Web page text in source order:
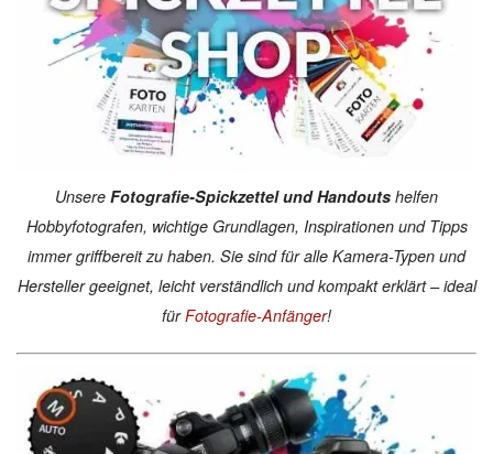
Unsere Fotografie-Spickzettel und Handouts helfen
Hobbyfotografen, wichtige Grundlagen, Inspirationen und Tipps
immer griffbereit zu haben. Sie sind für alle Kamera-Typen und
Hersteller geeignet, leicht verständlich und kompakt erklärt – ideal
fürFotografie-Anfänger!